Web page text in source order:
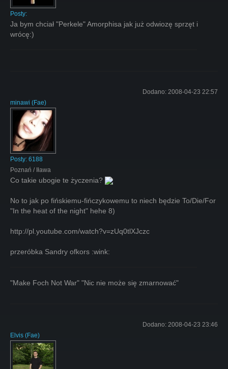
Posty:
Ja bym chciał "Perkele" Amorphisa jak już odwiozę sprzęt i
wrócę:)
Dodano: 2008-04-23 22:57
minawi (Fae)
Posty: 6188
Poznań / Iława
Co takie ubogie te życzenia?
No to jak po fińskiemu-fińczykowemu to niech będzie To/Die/For
"In the heat of the night" hehe 8)
http://pl.youtube.com/watch?v=zUq0tlXJczc
przeróbka Sandry ofkors :wink:
"Make Foch Not War" "Nic nie może się zmarnować"
Dodano: 2008-04-23 23:46
Elvis (Fae)